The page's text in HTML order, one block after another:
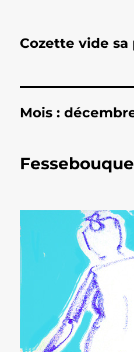
Cozette vide sa
Mois :